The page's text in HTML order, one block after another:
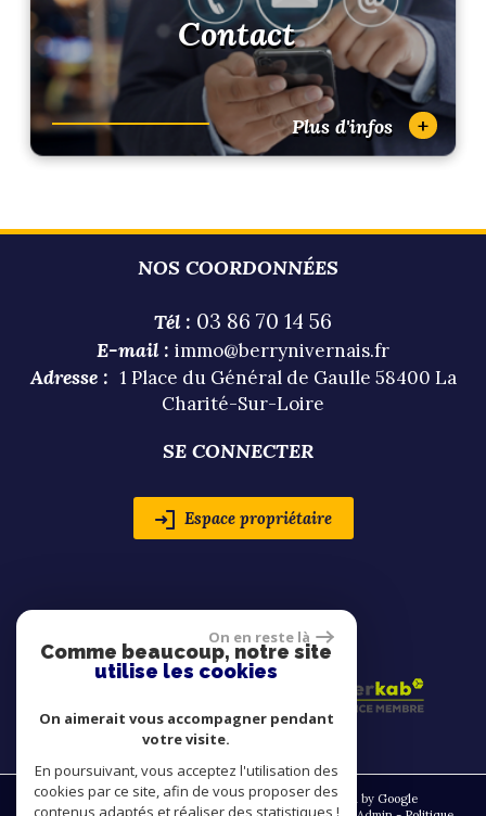
Contact
Plus d'infos +
NOS COORDONNÉES
Tél : 03 86 70 14 56
E-mail : immo@berrynivernais.fr
Adresse : 1 Place du Général de Gaulle 58400 La
Charité-Sur-Loire
SE CONNECTER
Espace propriétaire
© 2026 | Tous droits réservés | Traduction powered by Google
On en reste là
Comme beaucoup, notre site
utilise les cookies
On aimerait vous accompagner pendant
votre visite.
En poursuivant, vous acceptez l'utilisation des
cookies par ce site, afin de vous proposer des
contenus adaptés et réaliser des statistiques !